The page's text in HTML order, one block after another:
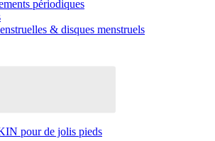
périodiques
& disques menstruels
pour de jolis pieds